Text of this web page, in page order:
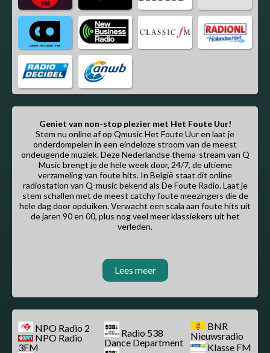
Geniet van non-stop plezier met Het Foute Uur!
Stem nu online af op Qmusic Het Foute Uur en laat je
onderdompelen in een eindeloze stroom van de meest
ondeugende muziek. Deze Nederlandse thema-stream van Q
Music brengt je de hele week door, 24/7, de ultieme
verzameling van foute hits. In België staat dit online
radiostation van Q-music bekend als De Foute Radio. Laat je
stem schallen met de meest catchy foute meezingers die de
hele dag door opduiken. Verwacht een scala aan foute hits uit
de jaren 90 en 00, plus nog veel meer klassiekers uit het
verleden.
Lees meer
NPO Radio 2
NPO Radio
3FM
Radio 538
Dance Department
BNR
Nieuwsradio
Klasse FM